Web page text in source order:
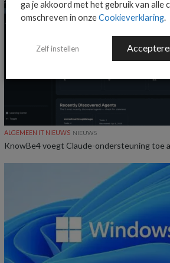
ALGEMEEN IT NIEUWS NIEUWS
KnowBe4 voegt Claude-ondersteuning toe
ga je akkoord met het gebruik van alle
omschreven in onzeCookieverklaring.
Zelf instellen